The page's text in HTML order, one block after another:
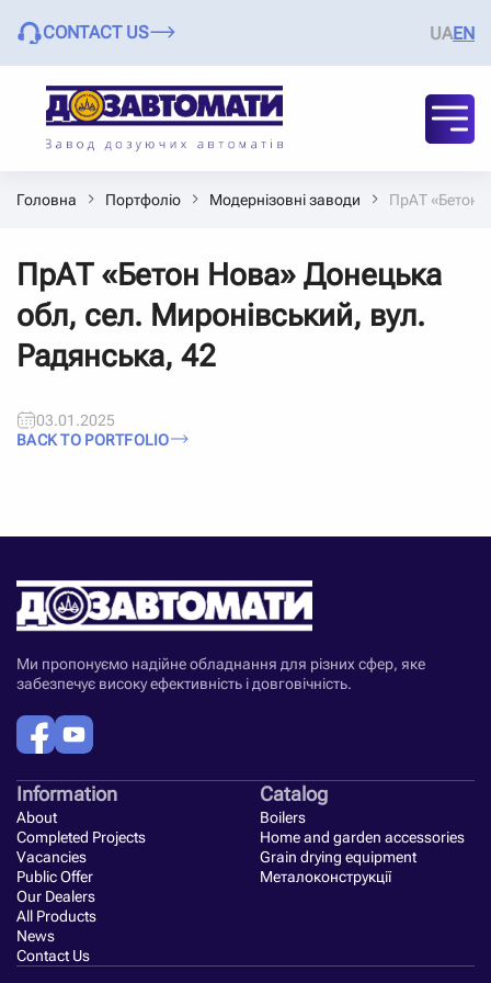
CONTACT US UAEN
Головна Портфоліо Модернізовні заводи ПрАТ «Бетон
ПрАТ «Бетон Нова» Донецька
обл, сел. Миронівський, вул.
Радянська, 42
03.01.2025
BACK TO PORTFOLIO
Ми пропонуємо надійне обладнання для різних сфер, яке
забезпечує високу ефективність і довговічність.
Information
About
Completed Projects
Vacancies
Public Offer
Our Dealers
All Products
News
Contact Us
Catalog
Boilers
Home and garden accessories
Grain drying equipment
Металоконструкції